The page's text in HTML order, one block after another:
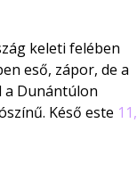
keleti felében
eső, zápor, de a
a Dunántúlon
Késő este 11,